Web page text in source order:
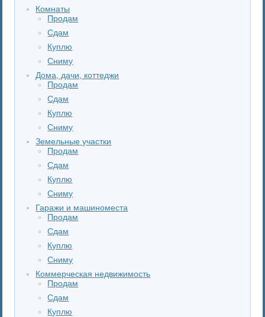
Комнаты
Продам
Сдам
Куплю
Сниму
Дома, дачи, коттеджи
Продам
Сдам
Куплю
Сниму
Земельные участки
Продам
Сдам
Куплю
Сниму
Гаражи и машиноместа
Продам
Сдам
Куплю
Сниму
Коммерческая недвижимость
Продам
Сдам
Куплю